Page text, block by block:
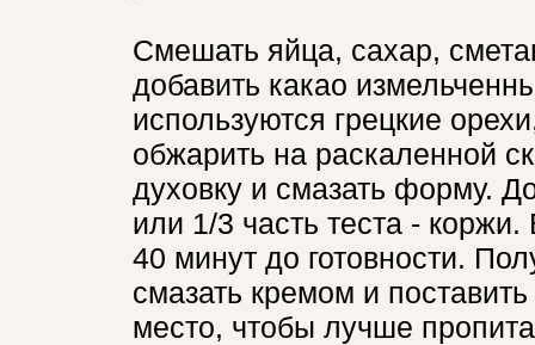
Смешать яйца, сахар,
добавить какао
используются грецкие
обжарить на раскаленной
духовку и смазать форму.
или 1/3 часть теста -
40 минут до готовности.
смазать кремом и
место, чтобы лучше